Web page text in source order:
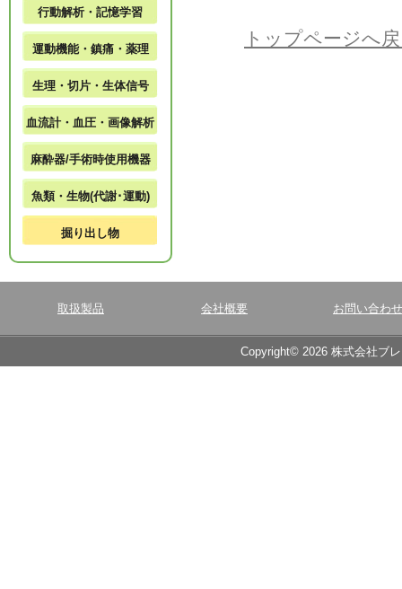
トップページへ
行動解析・記憶学習
運動機能・鎮痛・薬理
生理・切片・生体信号
血流計・血圧・画像解析
麻酔器/手術時使用機器
魚類・生物(代謝･運動)
掘り出し物
取扱製品 会社概要 お問い合わせ
Copyright© 2026 株式会社ブ